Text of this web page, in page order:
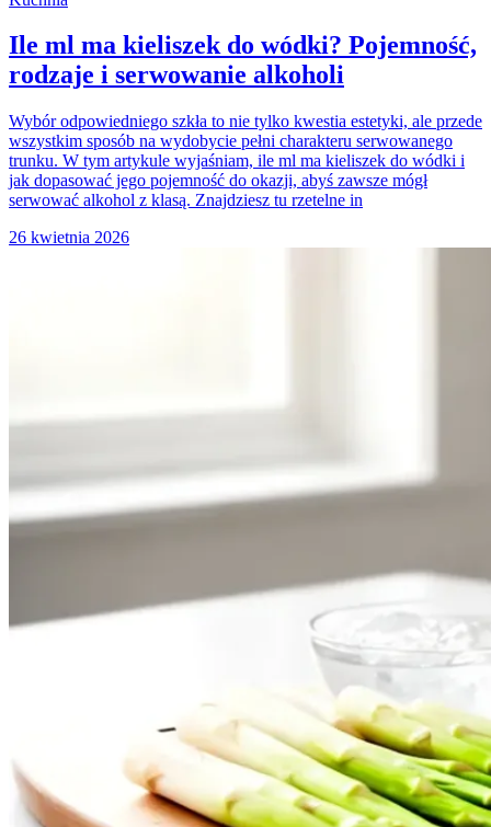
Ile ml ma kieliszek do wódki? Pojemność,
rodzaje i serwowanie alkoholi
Wybór odpowiedniego szkła to nie tylko kwestia estetyki, ale przede
wszystkim sposób na wydobycie pełni charakteru serwowanego
trunku. W tym artykule wyjaśniam, ile ml ma kieliszek do wódki i
jak dopasować jego pojemność do okazji, abyś zawsze mógł
serwować alkohol z klasą. Znajdziesz tu rzetelne in
26 kwietnia 2026